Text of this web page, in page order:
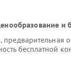
и
бесплатной